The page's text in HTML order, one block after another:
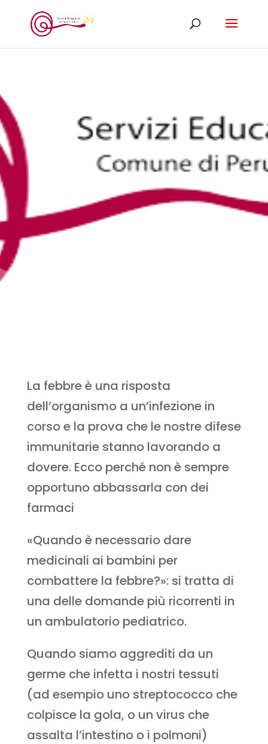
La febbre è una risposta
dell’organismo a un’infezione in
corso e la prova che le nostre difese
immunitarie stanno lavorando a
dovere. Ecco perché non è sempre
opportuno abbassarla con dei
farmaci
«Quando è necessario dare
medicinali ai bambini per
combattere la febbre?»: si tratta di
una delle domande più ricorrenti in
un ambulatorio pediatrico.
Quando siamo aggrediti da un
germe che infetta i nostri tessuti
(ad esempio uno streptococco che
colpisce la gola, o un virus che
assalta l’intestino o i polmoni)